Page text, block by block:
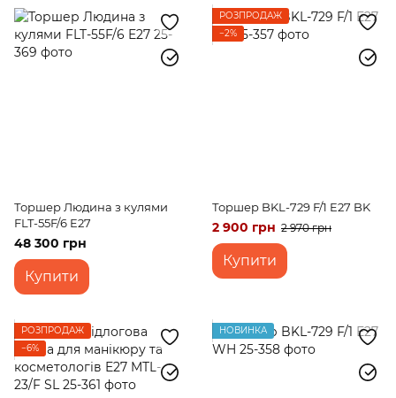
Торшер Людина з кулями
FLT-55F/6 E27
48 300 грн
Купити
РОЗПРОДАЖ
−2%
Торшер BKL-729 F/1 E27 BK
2 900 грн 2 970 грн
Купити
РОЗПРОДАЖ
−6%
НОВИНКА